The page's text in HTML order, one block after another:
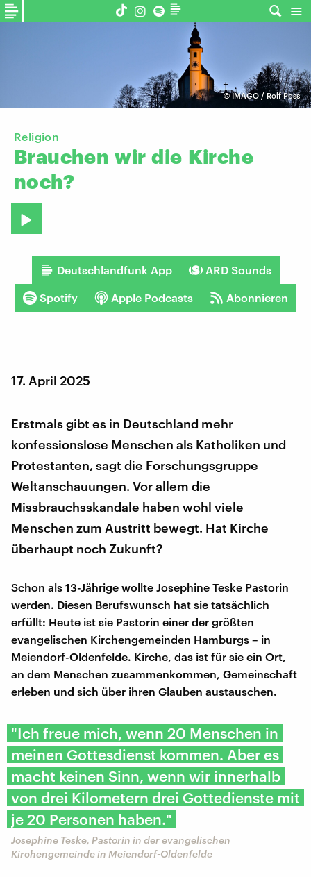
©IMAGO / Rolf Poss
Religion
Brauchen wir die Kirche
noch?
Deutschlandfunk App ARD Sounds
Spotify Apple Podcasts Abonnieren
17. April 2025
Erstmals gibt es in Deutschland mehr
konfessionslose Menschen als Katholiken und
Protestanten, sagt die Forschungsgruppe
Weltanschauungen. Vor allem die
Missbrauchsskandale haben wohl viele
Menschen zum Austritt bewegt. Hat Kirche
überhaupt noch Zukunft?
Schon als 13-Jährige wollte Josephine Teske Pastorin
werden. Diesen Berufswunsch hat sie tatsächlich
erfüllt: Heute ist sie Pastorin einer der größten
evangelischen Kirchengemeinden Hamburgs – in
Meiendorf-Oldenfelde. Kirche, das ist für sie ein Ort,
an dem Menschen zusammenkommen, Gemeinschaft
erleben und sich über ihren Glauben austauschen.
"Ich freue mich, wenn 20 Menschen in
meinen Gottesdienst kommen. Aber es
macht keinen Sinn, wenn wir innerhalb
von drei Kilometern drei Gottedienste mit
je 20 Personen haben."
Josephine Teske, Pastorin in der evangelischen
Kirchengemeinde in Meiendorf-Oldenfelde